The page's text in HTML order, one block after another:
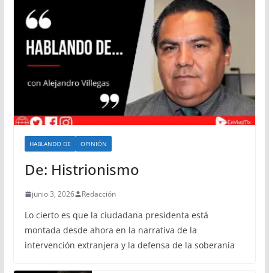
HABLANDO DE OPINIÓN
De: Histrionismo
junio 3, 2026 Redacción
Lo cierto es que la ciudadana presidenta está
montada desde ahora en la narrativa de la
intervención extranjera y la defensa de la soberanía